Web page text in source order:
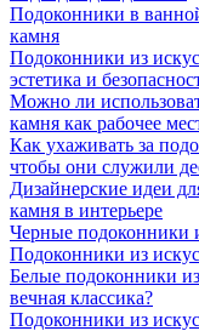
Подоконники в
камня
Подоконники из
эстетика и
Можно ли
камня как рабочее
Как ухаживать за
чтобы они служили
Дизайнерские идеи
камня в интерьере
Черные подоконники
Подоконники из
Белые подоконники
вечная классика?
Подоконники из